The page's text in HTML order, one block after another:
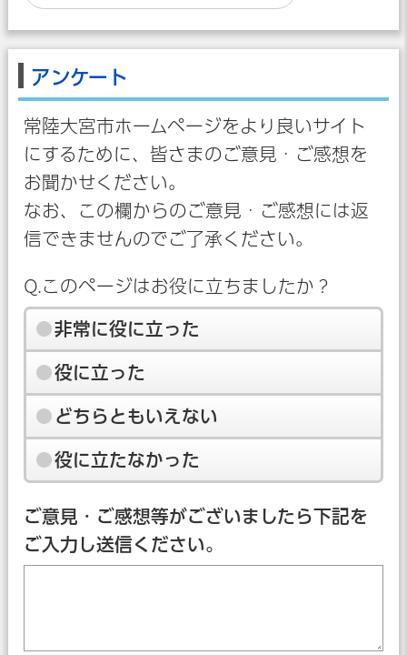
アンケート
常陸大宮市ホームページをより良いサイト
にするために、皆さまのご意見・ご感想を
お聞かせください。
なお、この欄からのご意見・ご感想には返
信できませんのでご了承ください。
Q.このページはお役に立ちましたか？
非常に役に立った
役に立った
どちらともいえない
役に立たなかった
ご意見・ご感想等がございましたら下記を
ご入力し送信ください。